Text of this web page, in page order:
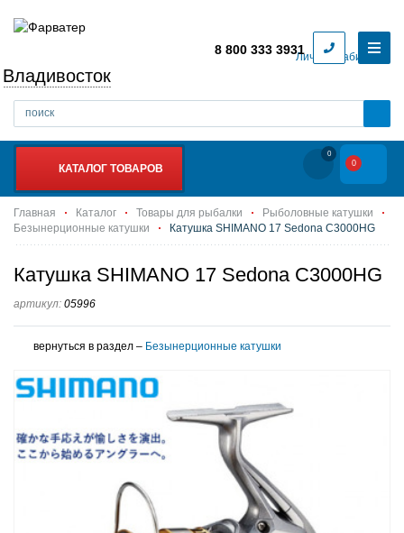
Личный кабинет
Владивосток
8 800 333 3931
КАТАЛОГ ТОВАРОВ
0
0
Главная Каталог Товары для рыбалки
Рыболовные катушки
Безынерционные катушки
Катушка SHIMANO 17 Sedona C3000HG
Катушка SHIMANO 17 Sedona C3000HG
артикул: 05996
вернуться в раздел – Безынерционные катушки